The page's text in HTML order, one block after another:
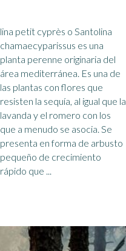
lina petit cyprès o Santolina
chamaecyparissus es una
planta perenne originaria del
área mediterránea. Es una de
las plantas con flores que
resisten la sequía, al igual que la
lavanda y el romero con los
que a menudo se asocia. Se
presenta en forma de arbusto
pequeño de crecimiento
rápido que ...